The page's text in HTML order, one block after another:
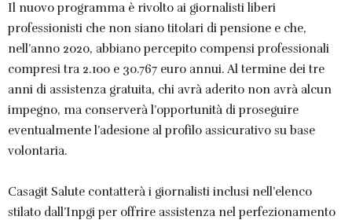
Il nuovo programma è rivolto ai giornalisti liberi
professionisti che non siano titolari di pensione e che,
nell’anno 2020, abbiano percepito compensi professionali
compresi tra 2.100 e 30.767 euro annui. Al termine dei tre
anni di assistenza gratuita, chi avrà aderito non avrà alcun
impegno, ma conserverà l’opportunità di proseguire
eventualmente l’adesione al profilo assicurativo su base
volontaria.
Casagit Salute contatterà i giornalisti inclusi nell’elenco
stilato dall’Inpgi per offrire assistenza nel perfezionamento